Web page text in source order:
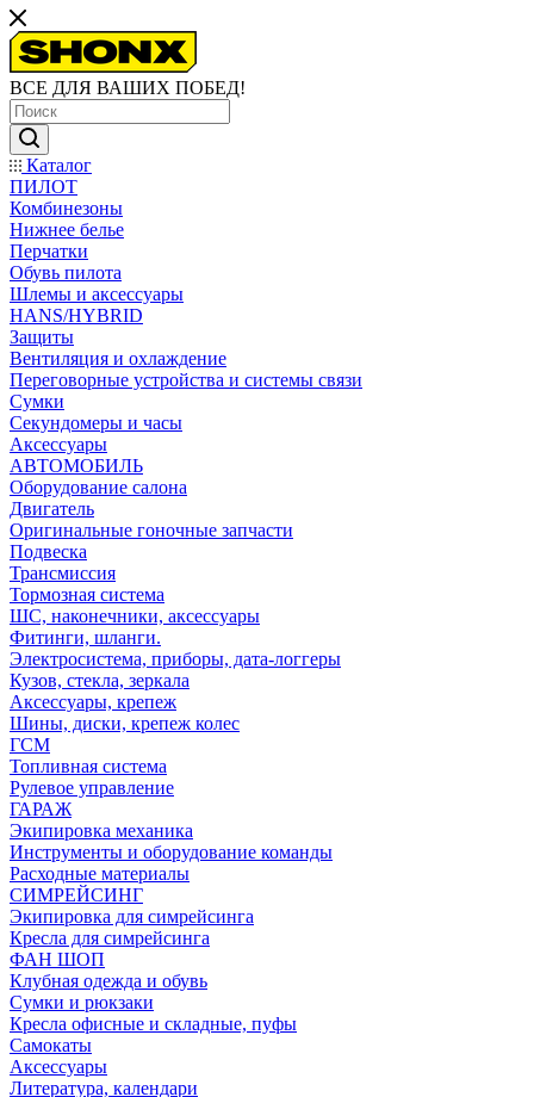
ВСЕ ДЛЯ ВАШИХ ПОБЕД!
Каталог
ПИЛОТ
Комбинезоны
Нижнее белье
Перчатки
Обувь пилота
Шлемы и аксессуары
HANS/HYBRID
Защиты
Вентиляция и охлаждение
Переговорные устройства и системы связи
Сумки
Секундомеры и часы
Аксессуары
АВТОМОБИЛЬ
Оборудование салона
Двигатель
Оригинальные гоночные запчасти
Подвеска
Трансмиссия
Тормозная система
ШС, наконечники, аксессуары
Фитинги, шланги.
Электросистема, приборы, дата-логгеры
Кузов, стекла, зеркала
Аксессуары, крепеж
Шины, диски, крепеж колес
ГСМ
Топливная система
Рулевое управление
ГАРАЖ
Экипировка механика
Инструменты и оборудование команды
Расходные материалы
СИМРЕЙСИНГ
Экипировка для симрейсинга
Кресла для симрейсинга
ФАН ШОП
Клубная одежда и обувь
Сумки и рюкзаки
Кресла офисные и складные, пуфы
Самокаты
Аксессуары
Литература, календари